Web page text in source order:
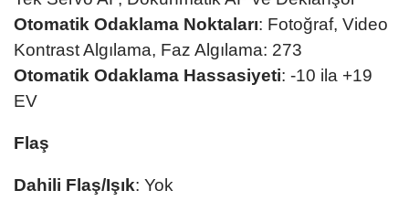
Otomatik Odaklama Noktaları: Fotoğraf, Video
Kontrast Algılama, Faz Algılama: 273
Otomatik Odaklama Hassasiyeti: -10 ila +19
EV
Flaş
Dahili Flaş/Işık: Yok